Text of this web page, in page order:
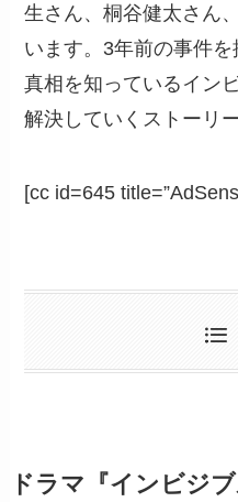
生さん、桐谷健太さん
います。3年前の事件
真相を知っているイン
解決していくストーリー
[cc id=645
ドラマ『インビジ